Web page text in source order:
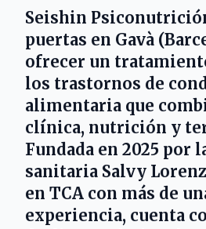
Seishin
puertas en Gavà
ofrecer un
los trastornos de
alimentaria que
clínica, nutrición y
Fundada en 2025 por
sanitaria Salvy
en TCA con más de
experiencia, cuenta